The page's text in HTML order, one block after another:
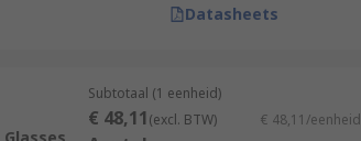
Datasheets
Subtotaal (1 eenheid)
€ 48,11(excl. BTW) € 48,11/eenheid